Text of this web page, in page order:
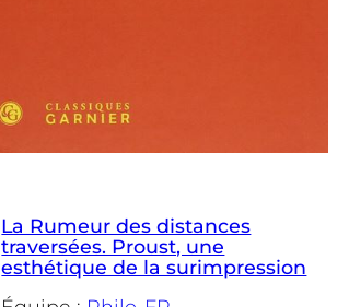
La Rumeur des distances
traversées. Proust, une
esthétique de la surimpression